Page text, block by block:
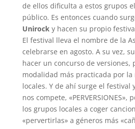
de ellos dificulta a estos grupos
público. Es entonces cuando
Unirock y hacen su propio
El festival lleva el nombre de la
celebrarse en agosto. A su vez,
hacer un concurso de versiones,
modalidad más practicada por la
locales. Y de ahí surge el festival
nos compete,
los grupos locales a coger
«pervertirlas» a géneros más